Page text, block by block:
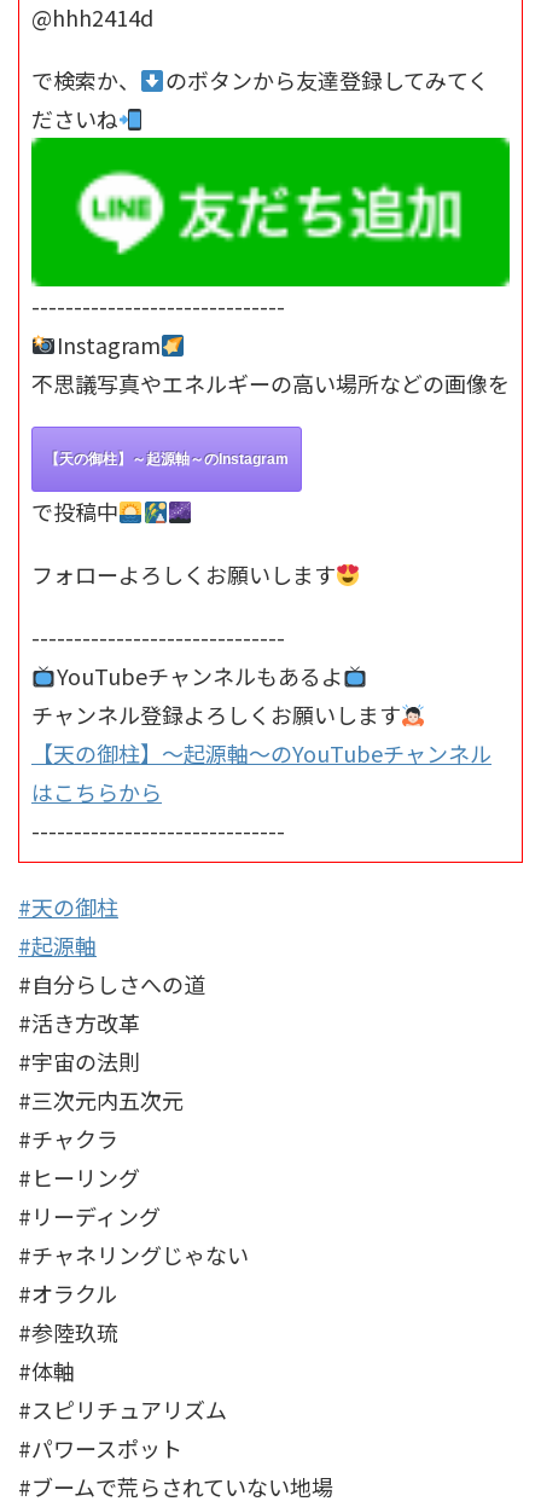
@hhh2414d
で検索か、
のボタンから友達登録してみてく
ださいね
------------------------------
Instagram
不思議写真やエネルギーの高い場所などの画像を
【天の御柱】～起源軸～のInstagram
で投稿中
フォローよろしくお願いします
------------------------------
YouTubeチャンネルもあるよ
チャンネル登録よろしくお願いします
【天の御柱】～起源軸～のYouTubeチャンネル
はこちらから
------------------------------
#天の御柱
#起源軸
#自分らしさへの道
#活き方改革
#宇宙の法則
#三次元内五次元
#チャクラ
#ヒーリング
#リーディング
#チャネリングじゃない
#オラクル
#参陸玖琉
#体軸
#スピリチュアリズム
#パワースポット
#ブームで荒らされていない地場